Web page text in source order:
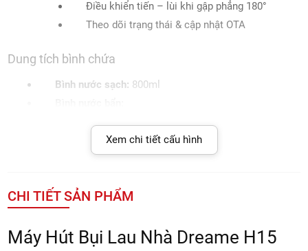
CHI TIẾT SẢN PHẨM
Máy Hút Bụi Lau Nhà Dreame H15
Điều khiển tiến – lùi khi gập phẳng 180°
Theo dõi trạng thái & cập nhật OTA
Dung tích bình chứa
Bình nước sạch: 800ml
Dựng đứng:650ml
Gập phẳng:480ml
Kích thước máy + dock:
Trọng lượng máy: ~6kg
Xem chi tiết cấu hình